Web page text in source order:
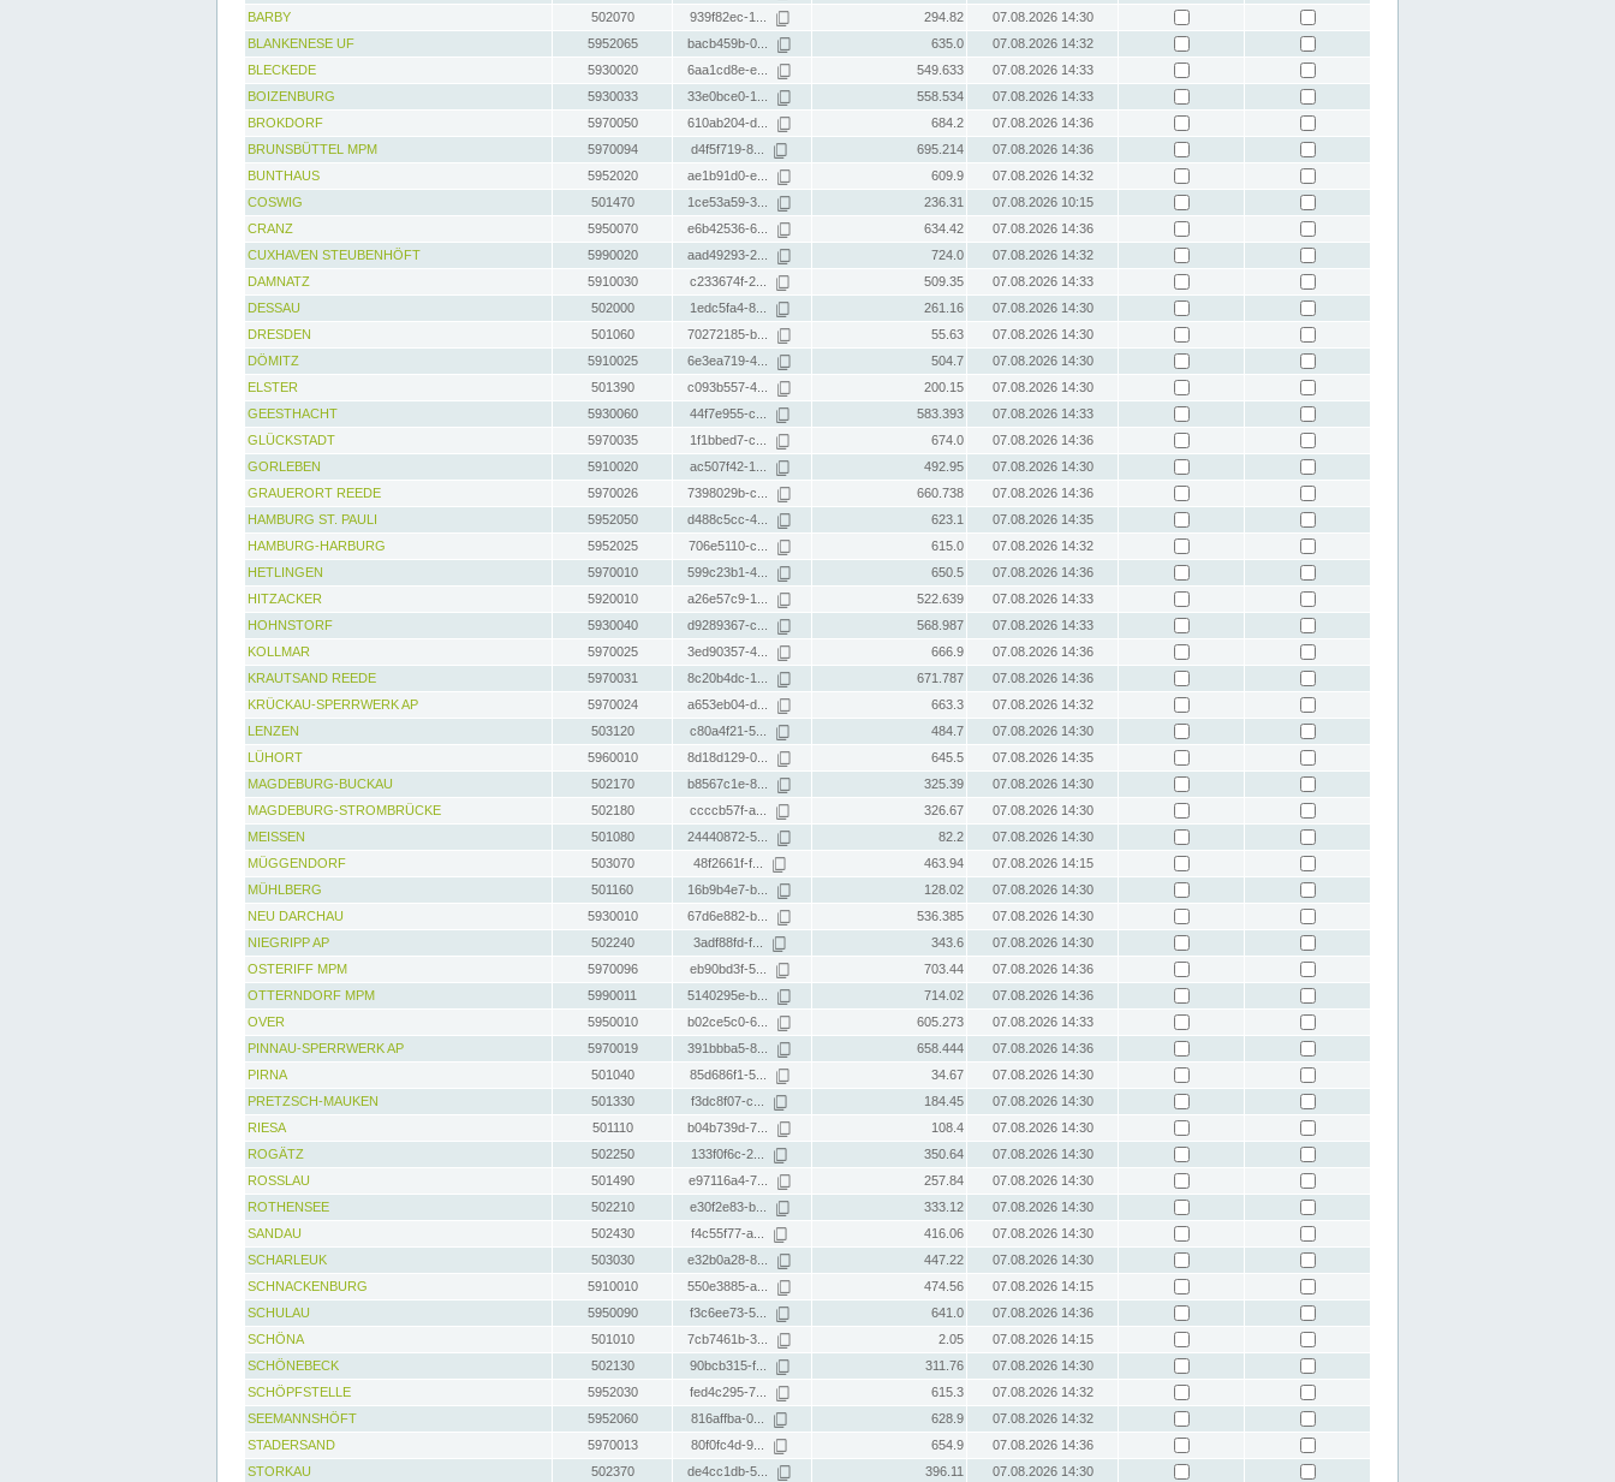
BARBY
502070 939f82ec-1... 294.82
07.08.2026 14:30
BLANKENESE UF
5952065 bacb459b-0... 635.0
07.08.2026 14:32
BLECKEDE
5930020 6aa1cd8e-e... 549.633
07.08.2026 14:33
BOIZENBURG
5930033 33e0bce0-1... 558.534
07.08.2026 14:33
BROKDORF
5970050 610ab204-d... 684.2
07.08.2026 14:36
BRUNSBÜTTEL MPM
5970094 d4f5f719-8... 695.214
07.08.2026 14:36
BUNTHAUS
5952020 ae1b91d0-e... 609.9
07.08.2026 14:32
COSWIG
501470 1ce53a59-3... 236.31
07.08.2026 10:15
CRANZ
5950070 e6b42536-6... 634.42
07.08.2026 14:36
CUXHAVEN STEUBENHÖFT
5990020 aad49293-2... 724.0
07.08.2026 14:32
DAMNATZ
5910030 c233674f-2... 509.35
07.08.2026 14:33
DESSAU
502000 1edc5fa4-8... 261.16
07.08.2026 14:30
DRESDEN
501060 70272185-b... 55.63
07.08.2026 14:30
DÖMITZ
5910025 6e3ea719-4... 504.7
07.08.2026 14:30
ELSTER
501390 c093b557-4... 200.15
07.08.2026 14:30
GEESTHACHT
5930060 44f7e955-c... 583.393
07.08.2026 14:33
GLÜCKSTADT
5970035 1f1bbed7-c... 674.0
07.08.2026 14:36
GORLEBEN
5910020 ac507f42-1... 492.95
07.08.2026 14:30
GRAUERORT REEDE
5970026 7398029b-c... 660.738
07.08.2026 14:36
HAMBURG ST. PAULI
5952050 d488c5cc-4... 623.1
07.08.2026 14:35
HAMBURG-HARBURG
5952025 706e5110-c... 615.0
07.08.2026 14:32
HETLINGEN
5970010 599c23b1-4... 650.5
07.08.2026 14:36
HITZACKER
5920010 a26e57c9-1... 522.639
07.08.2026 14:33
HOHNSTORF
5930040 d9289367-c... 568.987
07.08.2026 14:33
KOLLMAR
5970025 3ed90357-4... 666.9
07.08.2026 14:36
KRAUTSAND REEDE
5970031 8c20b4dc-1... 671.787
07.08.2026 14:36
KRÜCKAU-SPERRWERK AP
5970024 a653eb04-d... 663.3
07.08.2026 14:32
LENZEN
503120 c80a4f21-5... 484.7
07.08.2026 14:30
LÜHORT
5960010 8d18d129-0... 645.5
07.08.2026 14:35
MAGDEBURG-BUCKAU
502170 b8567c1e-8... 325.39
07.08.2026 14:30
MAGDEBURG-STROMBRÜCKE
502180 ccccb57f-a... 326.67
07.08.2026 14:30
MEISSEN
501080 24440872-5... 82.2
07.08.2026 14:30
MÜGGENDORF
503070 48f2661f-f... 463.94
07.08.2026 14:15
MÜHLBERG
501160 16b9b4e7-b... 128.02
07.08.2026 14:30
NEU DARCHAU
5930010 67d6e882-b... 536.385
07.08.2026 14:30
NIEGRIPP AP
502240 3adf88fd-f... 343.6
07.08.2026 14:30
OSTERIFF MPM
5970096 eb90bd3f-5... 703.44
07.08.2026 14:36
OTTERNDORF MPM
5990011 5140295e-b... 714.02
07.08.2026 14:36
OVER
5950010 b02ce5c0-6... 605.273
07.08.2026 14:33
PINNAU-SPERRWERK AP
5970019 391bbba5-8... 658.444
07.08.2026 14:36
PIRNA
501040 85d686f1-5... 34.67
07.08.2026 14:30
PRETZSCH-MAUKEN
501330 f3dc8f07-c... 184.45
07.08.2026 14:30
RIESA
501110 b04b739d-7... 108.4
07.08.2026 14:30
ROGÄTZ
502250 133f0f6c-2... 350.64
07.08.2026 14:30
ROSSLAU
501490 e97116a4-7... 257.84
07.08.2026 14:30
ROTHENSEE
502210 e30f2e83-b... 333.12
07.08.2026 14:30
SANDAU
502430 f4c55f77-a... 416.06
07.08.2026 14:30
SCHARLEUK
503030 e32b0a28-8... 447.22
07.08.2026 14:30
SCHNACKENBURG
5910010 550e3885-a... 474.56
07.08.2026 14:15
SCHULAU
5950090 f3c6ee73-5... 641.0
07.08.2026 14:36
SCHÖNA
501010 7cb7461b-3... 2.05
07.08.2026 14:15
SCHÖNEBECK
502130 90bcb315-f... 311.76
07.08.2026 14:30
SCHÖPFSTELLE
5952030 fed4c295-7... 615.3
07.08.2026 14:32
SEEMANNSHÖFT
5952060 816affba-0... 628.9
07.08.2026 14:32
STADERSAND
5970013 80f0fc4d-9... 654.9
07.08.2026 14:36
STORKAU
502370 de4cc1db-5... 396.11 07.08.2026 14:30